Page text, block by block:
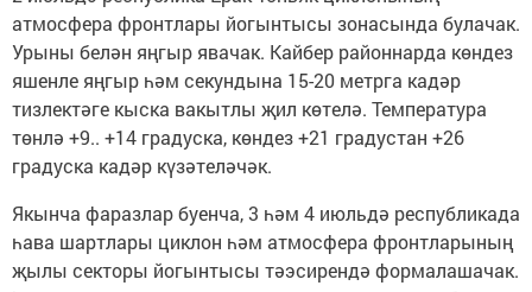
атмосфера фронтлары йогынтысы зонасында булачак.
Урыны белән яңгыр явачак. Кайбер районнарда көндез
яшенле яңгыр һәм секундына 15-20 метрга кадәр
тизлектәге кыска вакытлы җил көтелә. Температура
төнлә +9.. +14 градуска, көндез +21 градустан +26
градуска кадәр күзәтеләчәк.
Якынча фаразлар буенча, 3 һәм 4 июльдә республикада
һава шартлары циклон һәм атмосфера фронтларының
җылы секторы йогынтысы тәэсирендә формалашачак.